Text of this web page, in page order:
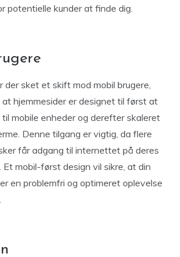
potentielle kunder at finde dig.
der sket et skift mod mobil brugere,
hjemmesider er designet til først at
mobile enheder og derefter skaleret
Denne tilgang er vigtig, da flere
får adgang til internettet på deres
Et mobil-først design vil sikre, at din
en problemfri og optimeret oplevelse